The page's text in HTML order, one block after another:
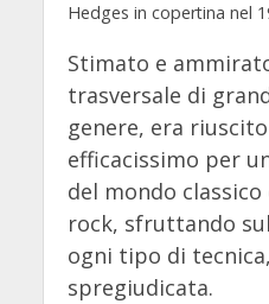
Hedges in copertina nel
Stimato e
trasversale di
genere, era
efficacissimo per
del mondo classico
rock, sfruttando
ogni tipo di
spregiudicata.